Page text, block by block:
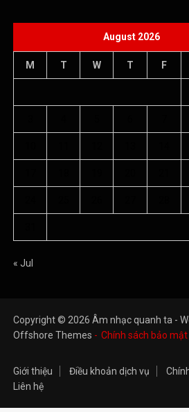
August 2026
M T W T F
« Jul
Copyright © 2026 Âm nhạc quanh ta -
Offshore Themes
Chính sách bảo mật
Giới thiệu Điều khoản dịch vụ
Liên hệ